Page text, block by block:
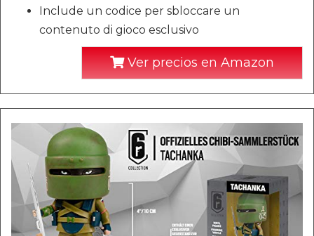
Include un codice per sbloccare un
contenuto di gioco esclusivo
Ver precios en Amazon